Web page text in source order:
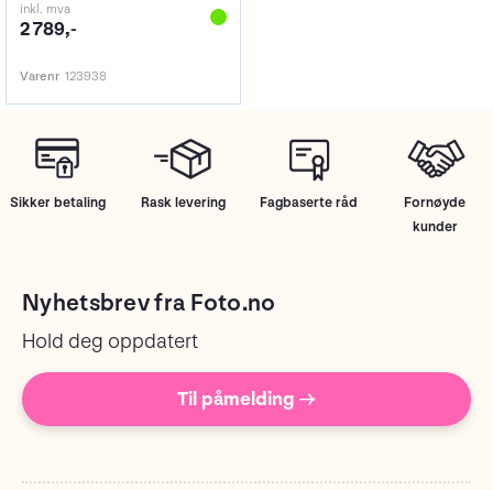
inkl. mva
2 789,-
Varenr 123938
Sikker betaling Rask levering Fagbaserte råd
Fornøyde
kunder
Nyhetsbrev fra Foto.no
Hold deg oppdatert
Til påmelding →